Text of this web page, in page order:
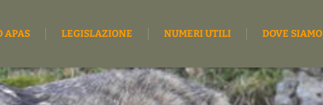
APAS LEGISLAZIONE NUMERI UTILI DOVE SIAMO